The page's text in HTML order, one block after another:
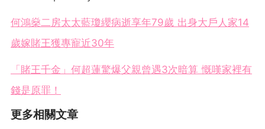
何鴻燊二房太太藍瓊纓病逝享年79歲 出身大戶人家14
歲嫁賭王獲專寵近30年
「賭王千金」何超蓮驚爆父親曾遇3次暗算 慨嘆家裡有
錢是原罪！
更多相關文章